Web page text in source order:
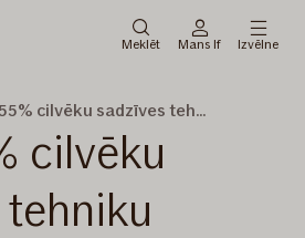
Meklēt Mans If Izvēlne
Tikai 55% cilvēku sadzīves tehniku izmanto droši
cilvēku